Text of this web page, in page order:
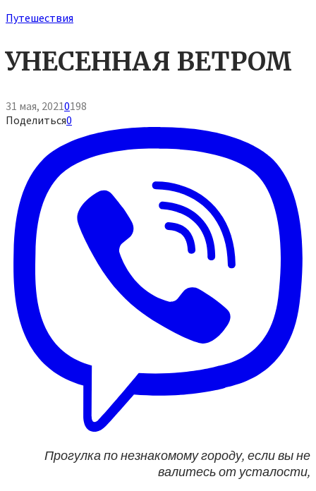
Путешествия
УНЕСЕННАЯ ВЕТРОМ
31 мая, 20210198
Поделиться0
Прогулка по незнакомому городу, если вы не
валитесь от усталости,